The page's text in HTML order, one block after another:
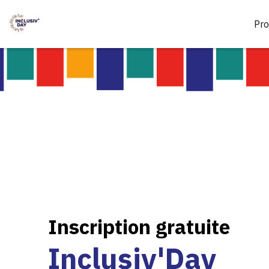
Inscription gratuite
Inclusiv'Day